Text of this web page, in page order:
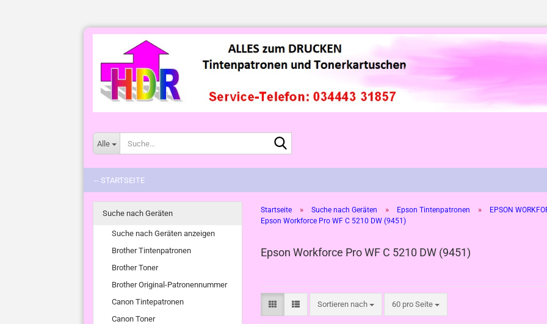
Alle
-- STARTSEITE
Startseite » Suche nach Geräten » Epson Tintenpatronen »
EPSON
Epson Workforce Pro WF C 5210 DW (9451)
Epson Workforce Pro WF C 5210 DW (9451)
Sortieren nach
Sortieren nach 60 pro Seite
pro Seite
Suche nach Geräten
Suche nach Geräten anzeigen
Brother Tintenpatronen
Brother Toner
Brother Original-Patronennummer
Canon Tintepatronen
Canon Toner